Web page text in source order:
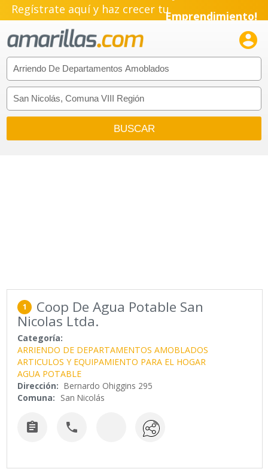
Regístrate aquí y haz crecer tuEmprendimiento!

1 Coop De Agua Potable San
Nicolas Ltda.
Categoría:
ARRIENDO DE DEPARTAMENTOS AMOBLADOS
ARTICULOS Y EQUIPAMIENTO PARA EL HOGAR
AGUA POTABLE
Dirección: Bernardo Ohiggins 295
Comuna: San Nicolás
 